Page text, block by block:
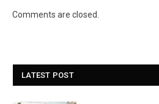
Comments are closed.
LATEST POST